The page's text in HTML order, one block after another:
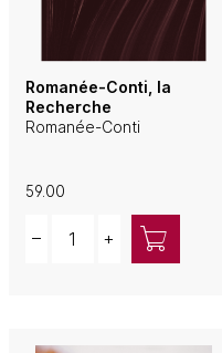
Romanée-Conti, la
Recherche
Romanée-Conti
59.00
– +